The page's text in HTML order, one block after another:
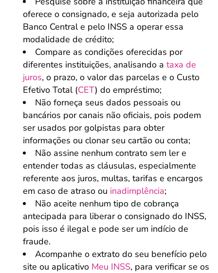
oferece o consignado, e seja autorizada pelo
Banco Central e pelo INSS a operar essa
modalidade de crédito;
Compare as condições oferecidas por
diferentes instituições, analisando a taxa de
juros, o prazo, o valor das parcelas e o Custo
Efetivo Total (CET) do empréstimo;
Não forneça seus dados pessoais ou
bancários por canais não oficiais, pois podem
ser usados por golpistas para obter
informações ou clonar seu cartão ou conta;
Não assine nenhum contrato sem ler e
entender todas as cláusulas, especialmente
referente aos juros, multas, tarifas e encargos
em caso de atraso ou inadimplência;
Não aceite nenhum tipo de cobrança
antecipada para liberar o consignado do INSS,
pois isso é ilegal e pode ser um indício de
fraude.
Acompanhe o extrato do seu benefício pelo
site ou aplicativo Meu INSS, para verificar se os